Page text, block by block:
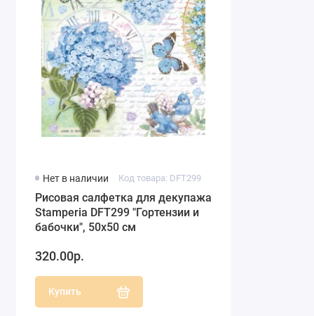
Нет в наличии Код товара: DFT299
Рисовая салфетка для декупажа
Stamperia DFT299 "Гортензии и
бабочки", 50х50 см
320.00р.
Купить